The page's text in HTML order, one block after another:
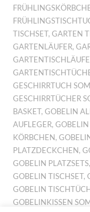
TISCHSET,GARTEN
GARTENLÄUFER,
GESCHIRRTUCH
GESCHIRRTÜCHER
BASKET,GOBELIN
AUFLEGER,
KÖRBCHEN ,
PLATZDECKCHEN ,
GOBELIN PLATZSETS
GOBELIN TISCHSET,
GOBELIN
GOBELINKISSEN